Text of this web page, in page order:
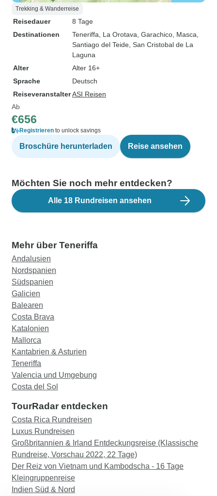
Trekking & Wanderreise
Reisedauer
8 Tage
Destinationen
Teneriffa , La Orotava , Garachico , Masca
Santiago del Teide , San Cristobal de La
Laguna
Alter
Alter 16+
Sprache
Deutsch
ReiseveranstalterASI Reisen
Ab
€656
Registrieren to unlock savings
Broschüre herunterladen Reise ansehen
Möchten Sie noch mehr entdecken?
Alle 18 Rundreisen ansehen
Mehr über Teneriffa
Andalusien
Nordspanien
Südspanien
Galicien
Balearen
Costa Brava
Katalonien
Mallorca
Kantabrien & Asturien
Teneriffa
Valencia und Umgebung
Costa del Sol
TourRadar entdecken
Costa Rica Rundreisen
Luxus Rundreisen
Großbritannien & Irland Entdeckungsreise (Klassische
Rundreise, Vorschau 2022, 22 Tage)
Der Reiz von Vietnam und Kambodscha - 16 Tage
Kleingruppenreise
Indien Süd & Nord